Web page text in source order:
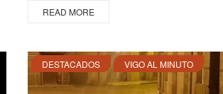
READ MORE
DESTACADOS VIGO AL MINUTO